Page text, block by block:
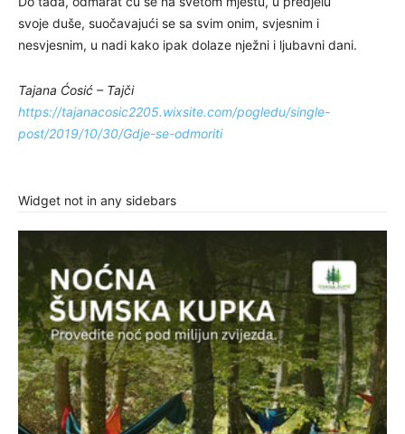
svoje duše, suočavajući se sa svim onim, svjesnim i
nesvjesnim, u nadi kako ipak dolaze nježni i ljubavni dani.
Tajana Ćosić – Tajči
https://tajanacosic2205.wixsite.com/pogledu/single-
post/2019/10/30/Gdje-se-odmoriti
Widget not in any sidebars